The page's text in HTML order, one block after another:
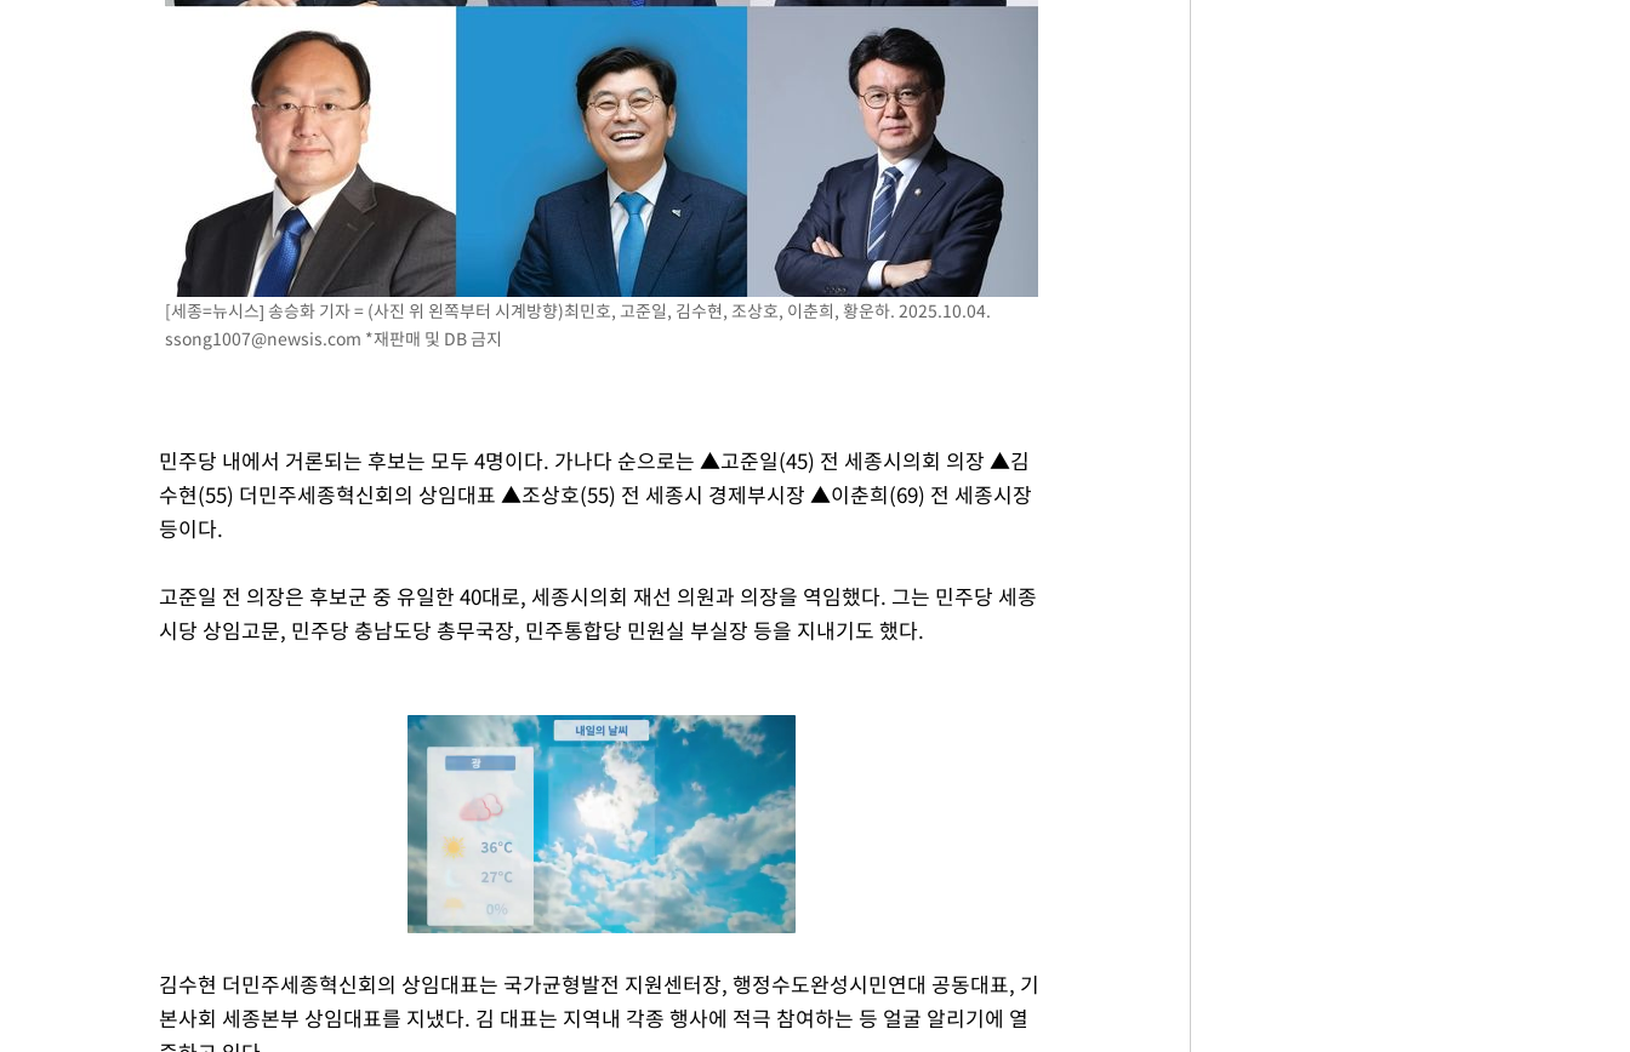
[세종=뉴시스] 송승화 기자 = (사진 위 왼쪽부터 시계방향)최민호, 고준일, 김수현, 조상호, 이춘희, 황운하. 2025.10.04.
ssong1007@newsis.com *재판매 및 DB 금지
민주당 내에서 거론되는 후보는 모두 4명이다. 가나다 순으로는 ▲고준일(45) 전 세종시의회 의장 ▲김
수현(55) 더민주세종혁신회의 상임대표 ▲조상호(55) 전 세종시 경제부시장 ▲이춘희(69) 전 세종시장
등이다.
고준일 전 의장은 후보군 중 유일한 40대로, 세종시의회 재선 의원과 의장을 역임했다. 그는 민주당 세종
시당 상임고문, 민주당 충남도당 총무국장, 민주통합당 민원실 부실장 등을 지내기도 했다.
Mute
김수현 더민주세종혁신회의 상임대표는 국가균형발전 지원센터장, 행정수도완성시민연대 공동대표, 기
본사회 세종본부 상임대표를 지냈다. 김 대표는 지역내 각종 행사에 적극 참여하는 등 얼굴 알리기에 열